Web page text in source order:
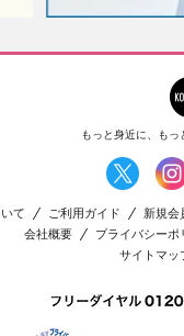
もっと身近に、もっ
て ご利用ガイド 新規会
会社概要
プライバシーポ
サイトマッ